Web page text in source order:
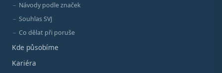
Návody podle značek
Souhlas SVJ
Co dělat při poruše
Kde působíme
Kariéra